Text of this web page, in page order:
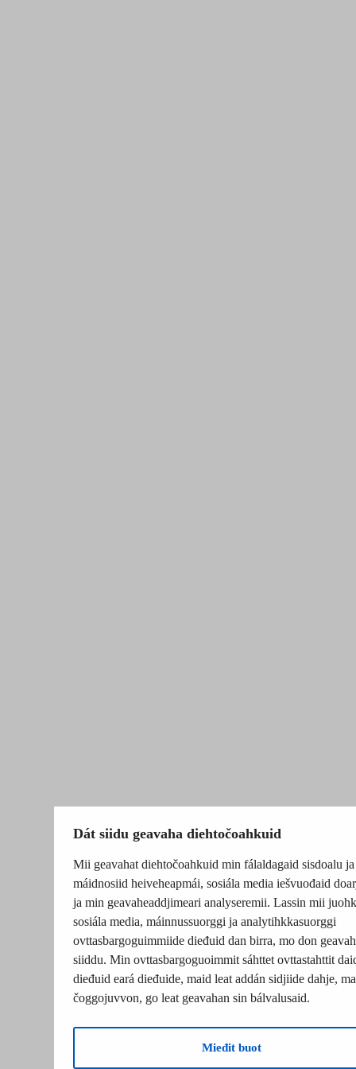
Dát siidu geavaha diehtočoahkuid
Mii geavahat diehtočoahkuid min fálaldagaid sisdoalu ja
máidnosiid heiveheapmái, sosiála media iešvuođaid
ja min geavaheaddjimeari analyseremii. Lassin mii
sosiála media, máinnussuorggi ja analytihkkasuorggi
ovttasbargoguimmiide dieđuid dan birra, mo don
siiddu. Min ovttasbargoguoimmit sáhttet ovttastahttit
dieđuid eará dieđuide, maid leat addán sidjiide dahje,
čoggojuvvon, go leat geavahan sin bálvalusaid.
Mieđit buot